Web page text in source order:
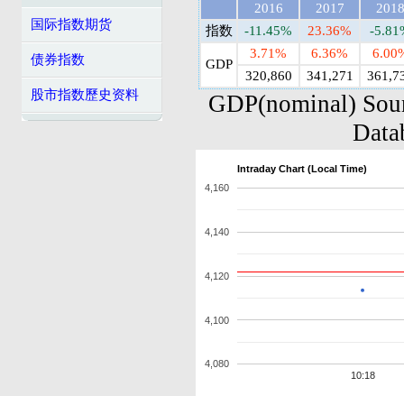
国际指数期货
债券指数
股市指数歷史资料
2016 2017
2018
指数
-11.45% 23.36% -
GDP
3.71% 6.36%
320,860
341,271
GDP(nominal)
Intraday Chart (Local Time)
10:18
4,080
4,100
4,120
4,140
4,160